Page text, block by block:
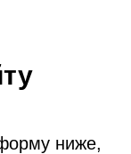
ниже,